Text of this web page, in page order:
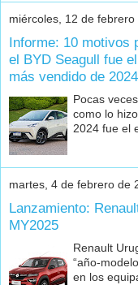
miércoles, 12 de febrero
Informe: 10 motivos
el BYD Seagull fue
más vendido de 2024
Pocas
como lo
2024 fue el
martes, 4 de febrero de
Lanzamiento:
MY2025
Renault
“año-
en los